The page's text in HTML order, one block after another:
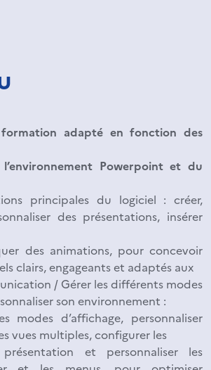
adapté en fonction des
Powerpoint et du
principales du logiciel : créer,
des présentations, insérer
des animations, pour concevoir
clairs, engageants et adaptés aux
/ Gérer les différents modes
son environnement :
modes d’affichage, personnaliser
vues multiples, configurer les
et personnaliser les